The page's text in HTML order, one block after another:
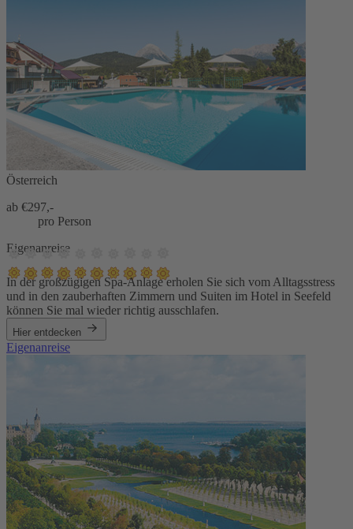
Österreich
ab €297,-
pro Person
Eigenanreise
In der großzügigen Spa-Anlage erholen Sie sich vom Alltagsstress
und in den zauberhaften Zimmern und Suiten im Hotel in Seefeld
können Sie mal wieder richtig ausschlafen.
Hier entdecken
Eigenanreise